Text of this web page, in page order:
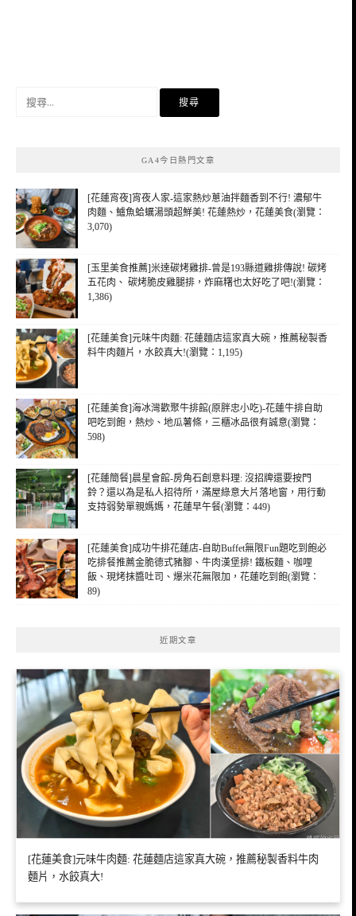
GA4今日熱門文章
[花蓮宵夜]宵夜人家-這家熱炒蔥油拌麵香到不行! 濃郁牛
肉麵、鱸魚蛤蠣湯頭超鮮美! 花蓮熱炒，花蓮美食(瀏覽：
3,070)
[玉里美食推薦]米達碳烤雞排-曾是193縣道雞排傳說! 碳烤
五花肉、 碳烤脆皮雞腿排，炸麻糬也太好吃了吧!(瀏覽：
1,386)
[花蓮美食]元味牛肉麵: 花蓮麵店這家真大碗，推薦秘製香
料牛肉麵片，水餃真大!(瀏覽：1,195)
[花蓮美食]海冰灣歡聚牛排館(原胖忠小吃)-花蓮牛排自助
吧吃到飽，熱炒、地瓜薯條，三櫃冰品很有誠意(瀏覽：
598)
[花蓮簡餐]晨星會館-房角石創意料理: 沒招牌還要按門
鈴？還以為是私人招待所，滿屋綠意大片落地窗，用行動
支持弱勢單親媽媽，花蓮早午餐(瀏覽：449)
[花蓮美食]成功牛排花蓮店-自助Buffet無限Fun題吃到飽必
吃排餐推薦金脆德式豬腳、牛肉漢堡排! 鐵板麵、咖哩
飯、現烤抹醬吐司、爆米花無限加，花蓮吃到飽(瀏覽：
89)
近期文章
[花蓮美食]元味牛肉麵: 花蓮麵店這家真大碗，推薦秘製香料牛肉
麵片，水餃真大!